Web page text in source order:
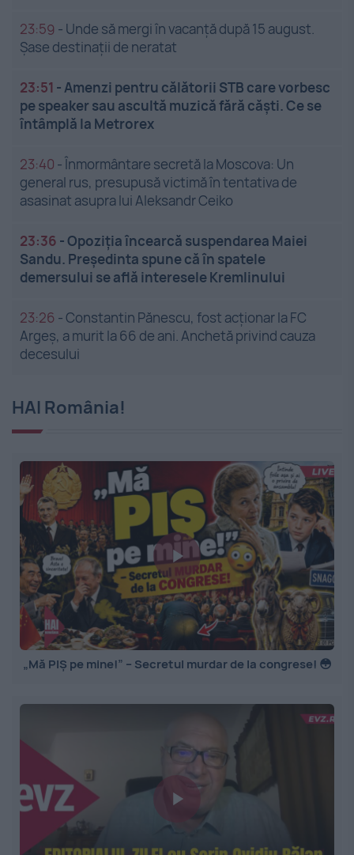
23:59 - Unde să mergi în vacanță după 15 august.
Șase destinații de neratat
23:51 -Amenzi pentru călătorii STB care vorbesc
pe speaker sau ascultă muzică fără căști. Ce se
întâmplă la Metrorex
23:40 -Înmormântare secretă la Moscova: Un
general rus, presupusă victimă în tentativa de
asasinat asupra lui Aleksandr Ceiko
23:36 -Opoziția încearcă suspendarea Maiei
Sandu. Președinta spune că în spatele
demersului se află interesele Kremlinului
23:26 -Constantin Pănescu, fost acționar la FC
Argeș, a murit la 66 de ani. Anchetă privind cauza
decesului
HAI România!
„Mă PIȘ pe mine!” – Secretul murdar de la congrese! 😳